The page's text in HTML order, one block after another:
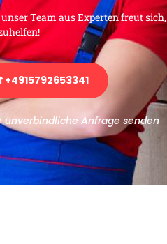
unser Team aus Experten freut sich,
unverbindliche Anfrage senden